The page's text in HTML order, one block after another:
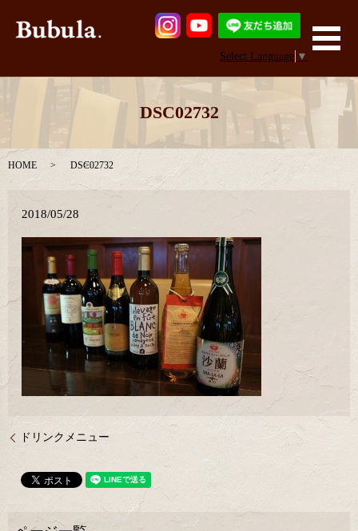
Select Language ▼
メ
DSC02732
HOME DSC02732
2018/05/28
ドリンクメニュー